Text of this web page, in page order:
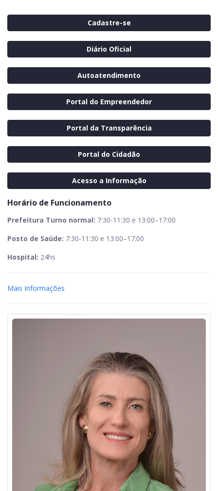
Cadastre-se
Diário Oficial
Autoatendimento
Portal do Empreendedor
Portal da Transparência
Portal do Cidadão
Acesso a Informação
Horário de Funcionamento
Prefeitura Turno normal: 7:30-11:30 e 13:00–17:00
Posto de Saúde: 7:30-11:30 e 13:00–17:00
Hospital: 24hs
Mais Informações